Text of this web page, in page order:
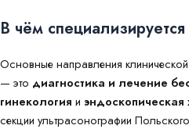
В чём
Основные направления
— это диагностика и лечение
гинекология и эндоскопическая
секции ультрасонографии